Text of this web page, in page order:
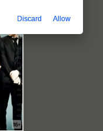
Discard Allow